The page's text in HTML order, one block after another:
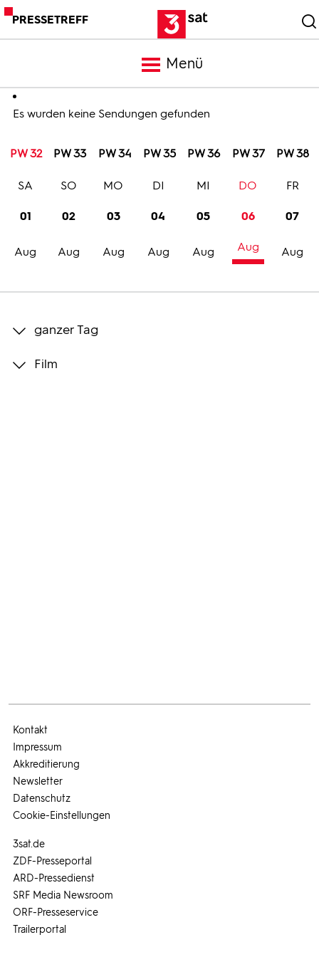
PRESSETREFF
Menü
Meldungen
Programm
Trailer
Bilder
Es wurden keine Sendungen gefunden
PW 32 PW 33 PW 34 PW 35 PW 36 PW 37 PW 38
01
Aug
SA
02
Aug
SO
03
Aug
MO
04
Aug
DI
05
Aug
MI
06
Aug
DO
07
Aug
FR
ganzer Tag
Film
3sat.de
ZDF-Presseportal
ARD-Pressedienst
SRF Media Newsroom
ORF-Presseservice
Trailerportal
Kontakt
Impressum
Akkreditierung
Newsletter
Datenschutz
Cookie-Einstellungen